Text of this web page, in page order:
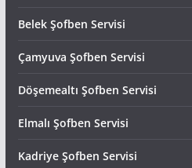
Belek Şofben Servisi
Çamyuva Şofben Servisi
Döşemealtı Şofben Servisi
Elmalı Şofben Servisi
Kadriye Şofben Servisi